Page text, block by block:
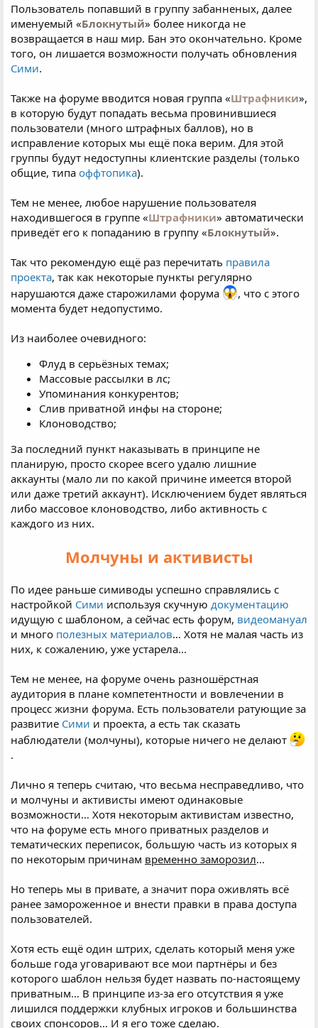
Пользователь попавший в группу забанненых, далее
именуемый «Блокнутый» более никогда не
возвращается в наш мир. Бан это окончательно. Кроме
того, он лишается возможности получать обновления
Сими.
Также на форуме вводится новая группа «Штрафники»,
в которую будут попадать весьма провинившиеся
пользователи (много штрафных баллов), но в
исправление которых мы ещё пока верим. Для этой
группы будут недоступны клиентские разделы (только
общие, типа оффтопика).
Тем не менее, любое нарушение пользователя
находившегося в группе «Штрафники» автоматически
приведёт его к попаданию в группу «Блокнутый».
Так что рекомендую ещё раз перечитать правила
проекта, так как некоторые пункты регулярно
нарушаются даже старожилами форума
, что с этого
момента будет недопустимо.
Из наиболее очевидного:
Флуд в серьёзных темах;
Массовые рассылки в лс;
Упоминания конкурентов;
Слив приватной инфы на стороне;
Клоноводство;
За последний пункт наказывать в принципе не
планирую, просто скорее всего удалю лишние
аккаунты (мало ли по какой причине имеется второй
или даже третий аккаунт). Исключением будет являться
либо массовое клоноводство, либо активность с
каждого из них.
Молчуны и активисты
По идее раньше симиводы успешно справлялись с
настройкой Сими используя скучную документацию
идущую с шаблоном, а сейчас есть форум, видеомануал
и много полезных материалов… Хотя не малая часть из
них, к сожалению, уже устарела...
Тем не менее, на форуме очень разношёрстная
аудитория в плане компетентности и вовлечении в
процесс жизни форума. Есть пользователи ратующие за
развитие Сими и проекта, а есть так сказать
наблюдатели (молчуны), которые ничего не делают
.
Лично я теперь считаю, что весьма несправедливо, что
и молчуны и активисты имеют одинаковые
возможности… Хотя некоторым активистам известно,
что на форуме есть много приватных разделов и
тематических переписок, большую часть из которых я
по некоторым причинам временно заморозил...
Но теперь мы в привате, а значит пора оживлять всё
ранее замороженное и внести правки в права доступа
пользователей.
Хотя есть ещё один штрих, сделать который меня уже
больше года уговаривают все мои партнёры и без
которого шаблон нельзя будет назвать по-настоящему
приватным… В принципе из-за его отсутствия я уже
лишился поддержки клубных игроков и большинства
своих спонсоров… И я его тоже сделаю.